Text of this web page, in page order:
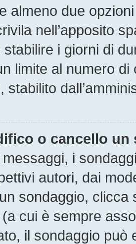
almeno due
nell’apposito
stabilire i giorni di
limite al numero
stabilito
o cancello un
i
autori, dai
sondaggio,
cui è sempre
il sondaggio può